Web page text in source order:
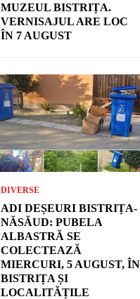
MUZEUL BISTRIȚA.
VERNISAJUL ARE LOC
ÎN 7 AUGUST
DIVERSE
ADI DEȘEURI BISTRIȚA-
NĂSĂUD: PUBELA
ALBASTRĂ SE
COLECTEAZĂ
MIERCURI, 5 AUGUST, ÎN
BISTRIȚA ȘI
LOCALITĂȚILE